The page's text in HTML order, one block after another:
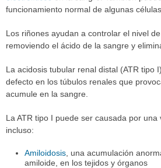
funcionamiento normal de algunas células.
Los riñones ayudan a controlar el nivel
removiendo el ácido de la sangre y
La acidosis tubular renal distal (ATR tipo
defecto en los túbulos renales que
acumule en la sangre.
La ATR tipo I puede ser causada por una
incluso:
Amiloidosis , una acumulación
amiloide, en los tejidos y órganos